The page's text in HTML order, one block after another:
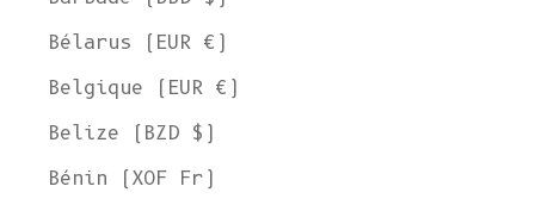
Bélarus (EUR €)
Belgique (EUR €)
Belize (BZD $)
Bénin (XOF Fr)